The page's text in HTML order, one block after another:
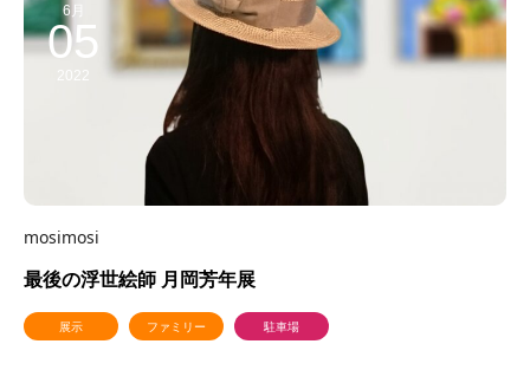
6月
05
2022
mosimosi
最後の浮世絵師 月岡芳年展
展示 ファミリー 駐車場